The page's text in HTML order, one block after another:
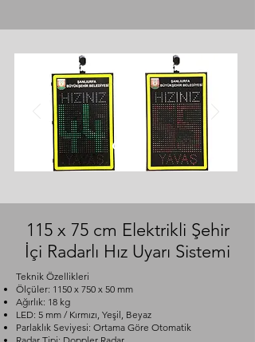
115 x 75 cm Elektrikli Şehir
İçi Radarlı Hız Uyarı Sistemi
Teknik Özellikleri
Ölçüler: 1150 x 750 x 50 mm
Ağırlık: 18 kg
LED: 5 mm / Kırmızı, Yeşil, Beyaz
Parlaklık Seviyesi: Ortama Göre Otomatik